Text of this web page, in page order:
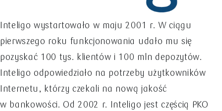
Inteligo wystartowało w maju 2001 r. W ciągu
pierwszego roku funkcjonowania udało mu się
pozyskać 100 tys. klientów i 100 mln depozytów.
Inteligo odpowiedziało na potrzeby użytkowników
Internetu, którzy czekali na nową jakość
w bankowości. Od 2002 r. Inteligo jest częścią PKO